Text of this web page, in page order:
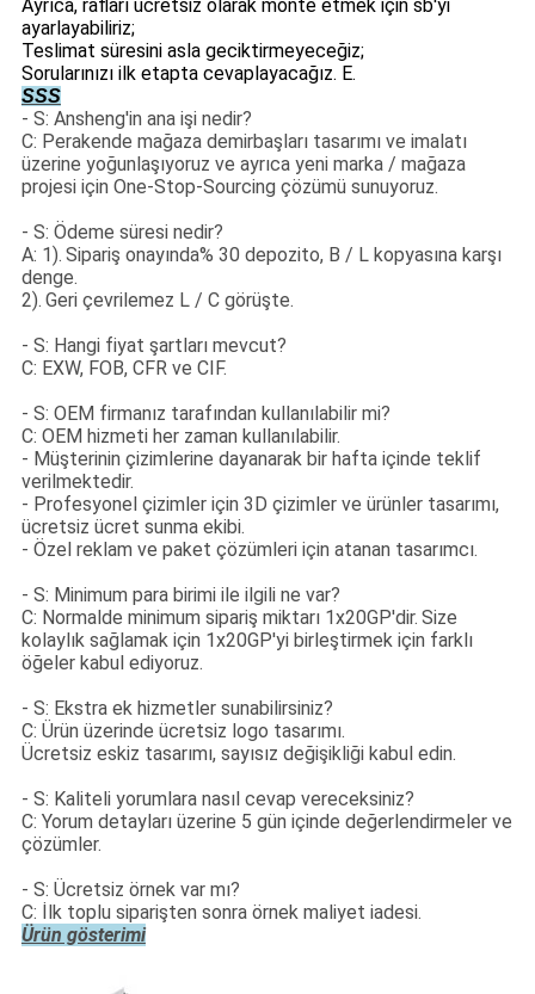
Ayrıca, rafları ücretsiz olarak monte etmek için sb'yi
ayarlayabiliriz;
Teslimat süresini asla geciktirmeyeceğiz;
Sorularınızı ilk etapta cevaplayacağız. E.
SSS
- S: Ansheng'in ana işi nedir?
C: Perakende mağaza demirbaşları tasarımı ve imalatı
üzerine yoğunlaşıyoruz ve ayrıca yeni marka / mağaza
projesi için One-Stop-Sourcing çözümü sunuyoruz.
- S: Ödeme süresi nedir?
A: 1). Sipariş onayında% 30 depozito, B / L kopyasına karşı
denge.
2). Geri çevrilemez L / C görüşte.
- S: Hangi fiyat şartları mevcut?
C: EXW, FOB, CFR ve CIF.
- S: OEM firmanız tarafından kullanılabilir mi?
C: OEM hizmeti her zaman kullanılabilir.
- Müşterinin çizimlerine dayanarak bir hafta içinde teklif
verilmektedir.
- Profesyonel çizimler için 3D çizimler ve ürünler tasarımı,
ücretsiz ücret sunma ekibi.
- Özel reklam ve paket çözümleri için atanan tasarımcı.
- S: Minimum para birimi ile ilgili ne var?
C: Normalde minimum sipariş miktarı 1x20GP'dir. Size
kolaylık sağlamak için 1x20GP'yi birleştirmek için farklı
öğeler kabul ediyoruz.
- S: Ekstra ek hizmetler sunabilirsiniz?
C: Ürün üzerinde ücretsiz logo tasarımı.
Ücretsiz eskiz tasarımı, sayısız değişikliği kabul edin.
- S: Kaliteli yorumlara nasıl cevap vereceksiniz?
C: Yorum detayları üzerine 5 gün içinde değerlendirmeler ve
çözümler.
- S: Ücretsiz örnek var mı?
C: İlk toplu siparişten sonra örnek maliyet iadesi.
Ürün gösterimi